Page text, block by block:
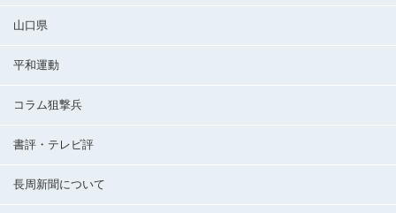
山口県
平和運動
コラム狙撃兵
書評・テレビ評
長周新聞について